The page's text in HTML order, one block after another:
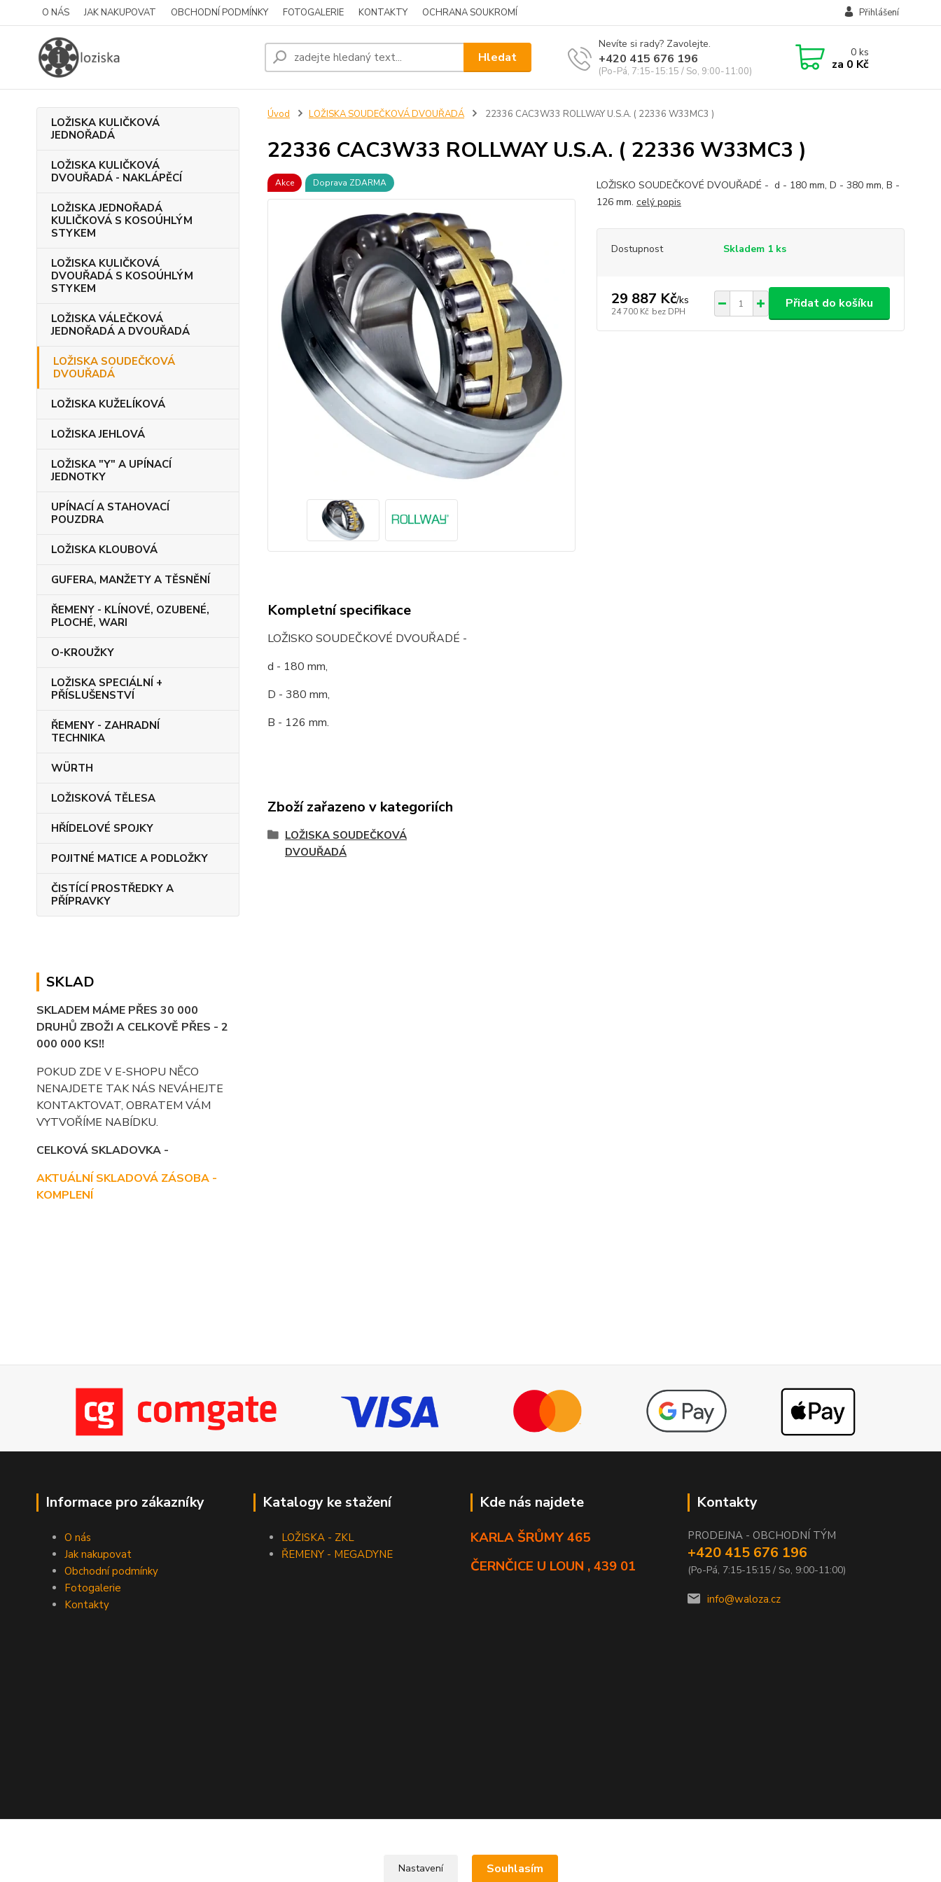
O NÁS JAK NAKUPOVAT OBCHODNÍ PODMÍNKY FOTOGALERIE KONTAKTY OCHRANA SOUKROMÍ Přihlášení
Hledat
Nevíte si rady? Zavolejte.
+420 415 676 196
(Po-Pá, 7:15-15:15 / So, 9:00-11:00)
0ks
za 0 Kč
LOŽISKA KULIČKOVÁ
JEDNOŘADÁ
LOŽISKA KULIČKOVÁ
DVOUŘADÁ - NAKLÁPĚCÍ
LOŽISKA JEDNOŘADÁ
KULIČKOVÁ S KOSOÚHLÝM
STYKEM
LOŽISKA KULIČKOVÁ
DVOUŘADÁ S KOSOÚHLÝM
STYKEM
LOŽISKA VÁLEČKOVÁ
JEDNOŘADÁ A DVOUŘADÁ
LOŽISKA SOUDEČKOVÁ
DVOUŘADÁ
LOŽISKA KUŽELÍKOVÁ
LOŽISKA JEHLOVÁ
LOŽISKA "Y" A UPÍNACÍ
JEDNOTKY
UPÍNACÍ A STAHOVACÍ
POUZDRA
LOŽISKA KLOUBOVÁ
GUFERA, MANŽETY A TĚSNĚNÍ
ŘEMENY - KLÍNOVÉ, OZUBENÉ,
PLOCHÉ, WARI
O-KROUŽKY
LOŽISKA SPECIÁLNÍ +
PŘÍSLUŠENSTVÍ
ŘEMENY - ZAHRADNÍ
TECHNIKA
WÜRTH
LOŽISKOVÁ TĚLESA
HŘÍDELOVÉ SPOJKY
POJITNÉ MATICE A PODLOŽKY
ČISTÍCÍ PROSTŘEDKY A
PŘÍPRAVKY
SKLAD
SKLADEM MÁME PŘES 30 000
DRUHŮ ZBOŽI A CELKOVĚ PŘES - 2
000 000 KS!!
POKUD ZDE V E-SHOPU NĚCO
NENAJDETE TAK NÁS NEVÁHEJTE
KONTAKTOVAT, OBRATEM VÁM
VYTVOŘÍME NABÍDKU.
CELKOVÁ SKLADOVKA -
AKTUÁLNÍ SKLADOVÁ ZÁSOBA -
KOMPLENÍ
Úvod LOŽISKA SOUDEČKOVÁ DVOUŘADÁ 22336 CAC3W33 ROLLWAY U.S.A. ( 22336 W33MC3 )
22336 CAC3W33 ROLLWAY U.S.A. ( 22336 W33MC3 )
Akce Doprava ZDARMA
LOŽISKO SOUDEČKOVÉ DVOUŘADÉ - d - 180 mm, D - 380 mm, B -
126 mm. celý popis
Dostupnost Skladem 1 ks
29 887 Kč/ks
24 700 Kč bez DPH
Přidat do košíku
Kompletní specifikace
LOŽISKO SOUDEČKOVÉ DVOUŘADÉ -
d - 180 mm,
D - 380 mm,
B - 126 mm.
Zboží zařazeno v kategoriích
LOŽISKA SOUDEČKOVÁ
DVOUŘADÁ
Informace pro zákazníky
O nás
Jak nakupovat
Obchodní podmínky
Fotogalerie
Kontakty
Katalogy ke stažení
LOŽISKA - ZKL
ŘEMENY - MEGADYNE
Kde nás najdete
KARLA ŠRŮMY 465
ČERNČICE U LOUN , 439 01
Kontakty
PRODEJNA - OBCHODNÍ TÝM
+420 415 676 196
(Po-Pá, 7:15-15:15 / So, 9:00-11:00)
info@waloza.cz
Nastavení Souhlasím